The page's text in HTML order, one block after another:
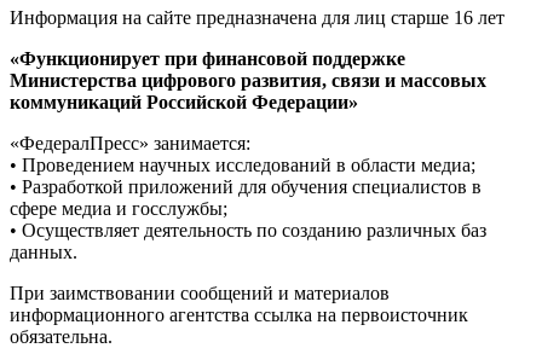
Информация на сайте предназначена для лиц старше 16 лет
«Функционирует при финансовой поддержке
Министерства цифрового развития, связи и массовых
коммуникаций Российской Федерации»
«ФедералПресс» занимается:
• Проведением научных исследований в области медиа;
• Разработкой приложений для обучения специалистов в
сфере медиа и госслужбы;
• Осуществляет деятельность по созданию различных баз
данных.
При заимствовании сообщений и материалов
информационного агентства ссылка на первоисточник
обязательна.